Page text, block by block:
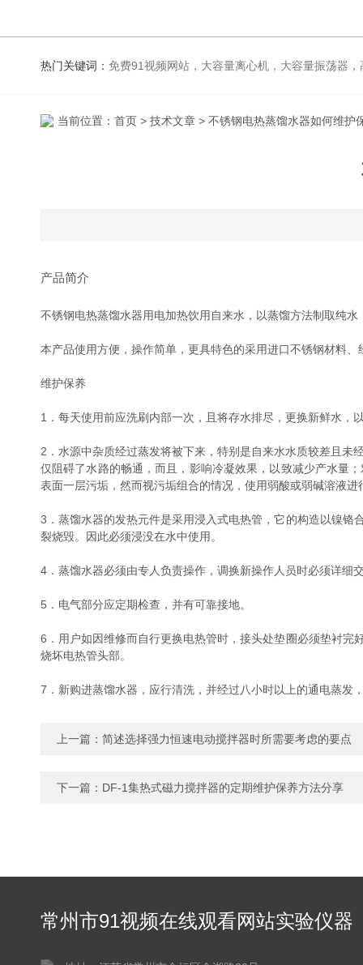
热门关键词： 免费91视频网站，大容量离心机，大容量振荡器，高速冷冻离心机，生化、光照、振荡培养箱，磁力搅拌器，
当前位置： 首页 > 技术文章 > 不锈钢电热蒸馏水器如何维护
产品简介
不锈钢电热蒸馏水器用电加热饮用自来水，以蒸馏方法制取纯
本产品使用方便，操作简单，更具特色的采用进口不锈钢材料
维护保养
1．每天使用前应洗刷内部一次，且将存水排尽，更换新鲜水，
2．水源中杂质经过蒸发将被下来，特别是自来水水质较差且
仅阻碍了水路的畅通，而且，影响冷凝效果，以致减少产水量
表面一层污垢，然而视污垢组合的情况，使用弱酸或弱碱溶液
3．蒸馏水器的发热元件是采用浸入式电热管，它的构造以镍
裂烧毁。因此必须浸没在水中使用。
4．蒸馏水器必须由专人负责操作，调换新操作人员时必须详细
5．电气部分应定期检查，并有可靠接地。
6．用户如因维修而自行更换电热管时，接头处垫圈必须垫衬
烧坏电热管头部。
7．新购进蒸馏水器，应行清洗，并经过八小时以上的通电蒸
上一篇： 简述选择强力恒速电动搅拌器时所需要考虑的要点
下一篇： DF-1集热式磁力搅拌器的定期维护保养方法分享
常州市91视频在线观看网站实验仪器